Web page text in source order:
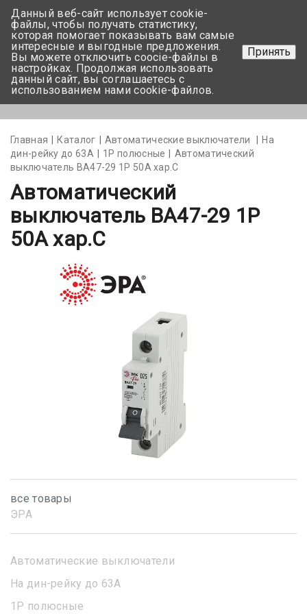
+375 17-350-99-56
+375 44-752-82-08
Задать вопрос
Главная Каталог Автоматические выключатели
На
дин-рейку до 63А
1Р полюсные
Автоматический
выключатель BA47-29 1P 50А хар.С
Автоматический
выключатель BA47-29 1P
50А хар.С
все товары
ЭРА
Автоматические выключатели
На дин-рейку до 63А
1Р полюсные
Данный веб-сайт использует cookie-
файлы, чтобы получать статистику,
которая помогает показывать вам самые
интересные и выгодные предложения.
Вы можете отключить coocie-файлы в
настройках. Продолжая использовать
данный сайт, вы соглашаетесь с
использованием нами cookie-файлов.
Принять